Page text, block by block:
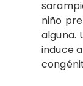
niño
alguna.
induce